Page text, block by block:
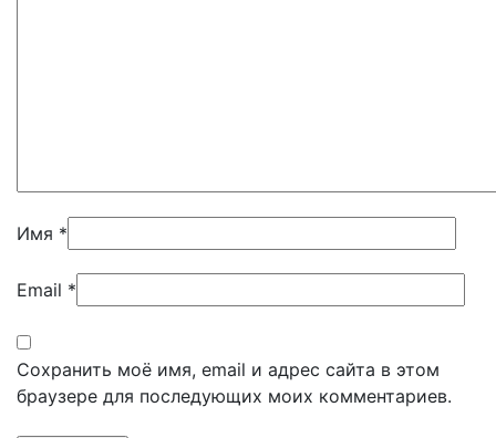
Имя *
Email *
Сохранить моё имя, email и адрес сайта в этом
браузере для последующих моих комментариев.